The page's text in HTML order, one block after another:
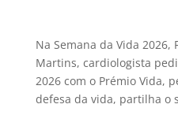
Na Semana da Vida 2026,
Martins, cardiologista
2026 com o Prémio Vida,
defesa da vida, partilha o